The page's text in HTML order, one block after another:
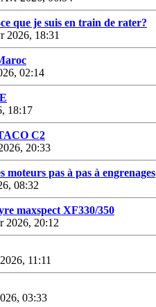
que je suis en train de rater?
2026, 18:31
02:14
18:17
C2
20:33
moteurs pas à pas à engrenages
08:32
maxspect XF330/350
2026, 20:12
11:11
03:33